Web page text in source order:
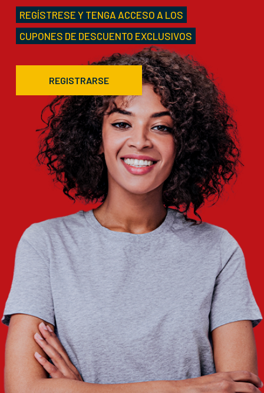
REGÍSTRESE Y TENGA ACCESO A LOS
CUPONES DE DESCUENTO EXCLUSIVOS
REGISTRARSE